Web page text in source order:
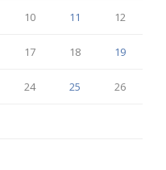
10 11 12
17 18 19
24 25 26